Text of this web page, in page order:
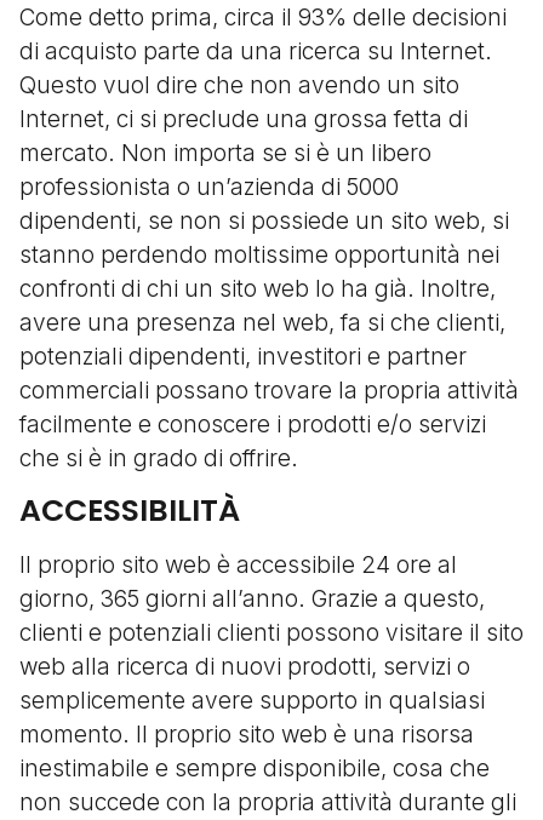
Come detto prima, circa il 93% delle decisioni
di acquisto parte da una ricerca su Internet.
Questo vuol dire che non avendo un sito
Internet, ci si preclude una grossa fetta di
mercato. Non importa se si è un libero
professionista o un’azienda di 5000
dipendenti, se non si possiede un sito web, si
stanno perdendo moltissime opportunità nei
confronti di chi un sito web lo ha già. Inoltre,
avere una presenza nel web, fa si che clienti,
potenziali dipendenti, investitori e partner
commerciali possano trovare la propria attività
facilmente e conoscere i prodotti e/o servizi
che si è in grado di offrire.
ACCESSIBILITÀ
Il proprio sito web è accessibile 24 ore al
giorno, 365 giorni all’anno. Grazie a questo,
clienti e potenziali clienti possono visitare il sito
web alla ricerca di nuovi prodotti, servizi o
semplicemente avere supporto in qualsiasi
momento. Il proprio sito web è una risorsa
inestimabile e sempre disponibile, cosa che
non succede con la propria attività durante gli